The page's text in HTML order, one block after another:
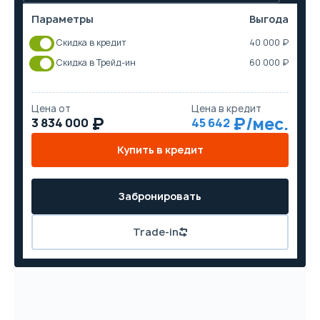
Параметры Выгода
Скидка в кредит
40 000 ₽
Скидка в Трейд-ин
60 000 ₽
Цена от
3 834 000
Цена в кредит
45 642
Купить в кредит
Trade-in
Забронировать